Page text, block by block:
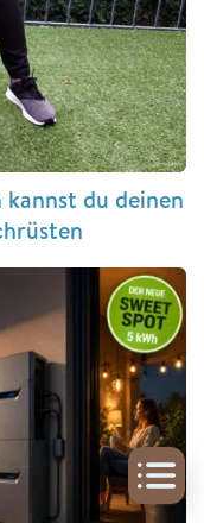
du deinen